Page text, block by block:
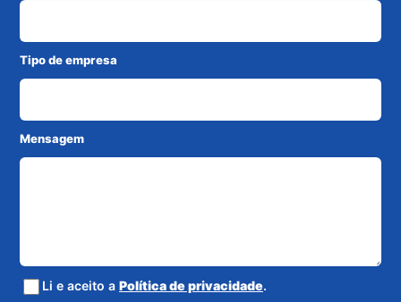
Tipo de empresa
Mensagem
Li e aceito a Política de privacidade.